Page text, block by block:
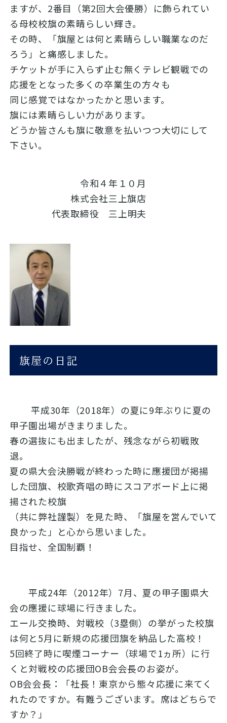
ますが、2番目（第2回大会優勝）に飾られてい
る母校校旗の素晴らしい輝き。
その時、「旗屋とは何と素晴らしい職業なのだ
ろう」と痛感しました。
チケットが手に入らず止む無くテレビ観戦での
応援をとなった多くの卒業生の方々も
同じ感覚ではなかったかと思います。
旗には素晴らしい力があります。
どうか皆さんも旗に敬意を払いつつ大切にして
下さい。
令和４年１０月
株式会社三上旗店
代表取締役 三上明夫
旗屋の日記
平成30年（2018年）の夏に9年ぶりに夏の
甲子園出場がきまりました。
春の選抜にも出ましたが、残念ながら初戦敗
退。
夏の県大会決勝戦が終わった時に應援団が掲揚
した団旗、校歌斉唱の時にスコアボード上に掲
揚された校旗
（共に弊社謹製）を見た時、「旗屋を営んでいて
良かった」と心から思いました。
目指せ、全国制覇！
平成24年（2012年）7月、夏の甲子園県大
会の應援に球場に行きました。
エール交換時、対戦校（3塁側）の挙がった校旗
は何と5月に新規の応援団旗を納品した高校！
5回終了時に喫煙コーナー（球場で1ヵ所）に行
くと対戦校の応援団OB会会長のお姿が。
OB会会長：「社長！東京から態々応援に来てく
れたのですか。有難うございます。席はどちらで
すか？」